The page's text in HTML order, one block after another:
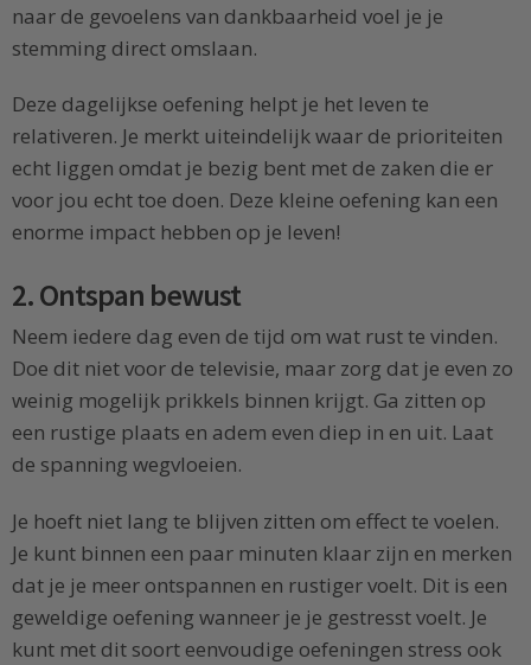
naar de gevoelens van dankbaarheid voel je je
stemming direct omslaan.
Deze dagelijkse oefening helpt je het leven te
relativeren. Je merkt uiteindelijk waar de prioriteiten
echt liggen omdat je bezig bent met de zaken die er
voor jou echt toe doen. Deze kleine oefening kan een
enorme impact hebben op je leven!
2. Ontspan bewust
Neem iedere dag even de tijd om wat rust te vinden.
Doe dit niet voor de televisie, maar zorg dat je even zo
weinig mogelijk prikkels binnen krijgt. Ga zitten op
een rustige plaats en adem even diep in en uit. Laat
de spanning wegvloeien.
Je hoeft niet lang te blijven zitten om effect te voelen.
Je kunt binnen een paar minuten klaar zijn en merken
dat je je meer ontspannen en rustiger voelt. Dit is een
geweldige oefening wanneer je je gestresst voelt. Je
kunt met dit soort eenvoudige oefeningen stress ook